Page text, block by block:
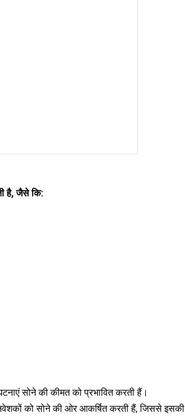
है, जैसे कि:
सोने की कीमत को प्रभावित करती हैं।
को सोने की ओर आकर्षित करती हैं, जिससे इसकी